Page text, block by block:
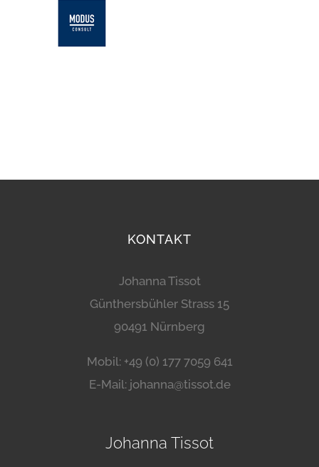
KONTAKT
Johanna Tissot
Günthersbühler Strass 15
90491 Nürnberg
Mobil: +49 (0) 177 7059 641
E-Mail: johanna@tissot.de
Johanna Tissot